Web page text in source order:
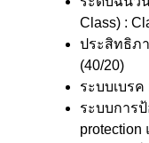
Class) :
ประสิทธิภา
(40/20)
ระบบเบรค
ระบบการ
protection